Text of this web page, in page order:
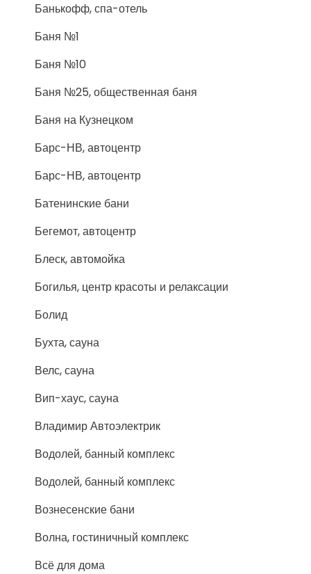
Банькофф, спа-отель
Баня №1
Баня №10
Баня №25, общественная баня
Баня на Кузнецком
Барс-НВ, автоцентр
Барс-НВ, автоцентр
Батенинские бани
Бегемот, автоцентр
Блеск, автомойка
Богилья, центр красоты и релаксации
Болид
Бухта, сауна
Велс, сауна
Вип-хаус, сауна
Владимир Автоэлектрик
Водолей, банный комплекс
Водолей, банный комплекс
Вознесенские бани
Волна, гостиничный комплекс
Всё для дома